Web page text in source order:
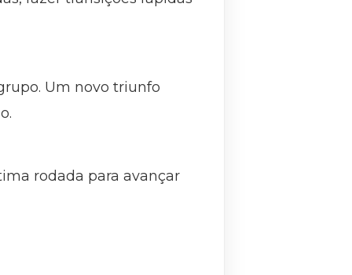
Um novo triunfo
rodada para avançar